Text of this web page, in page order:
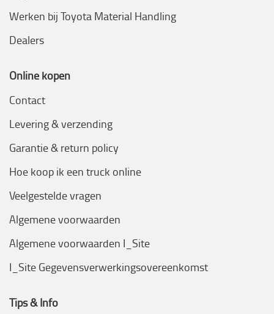
Werken bij Toyota Material Handling
Dealers
Online kopen
Contact
Levering & verzending
Garantie & return policy
Hoe koop ik een truck online
Veelgestelde vragen
Algemene voorwaarden
Algemene voorwaarden I_Site
I_Site Gegevensverwerkingsovereenkomst
Tips & Info